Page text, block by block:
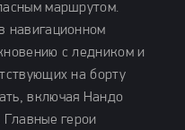
маршрутом.
навигационном
с ледником и
на борту
включая Нандо
Главные герои